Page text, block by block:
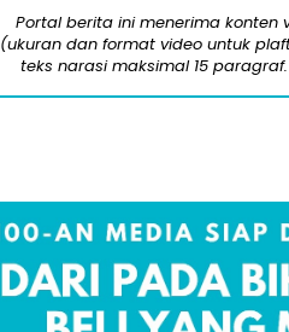
Portal berita ini menerima konten
(ukuran dan format video untuk
teks narasi maksimal 15